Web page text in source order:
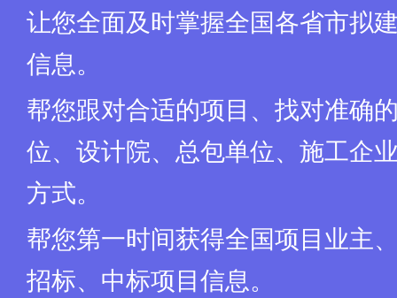
让您全面及时掌握全国各省市拟
信息。
帮您跟对合适的项目、找对准确
位、设计院、总包单位、施工企
方式。
帮您第一时间获得全国项目业主
招标、中标项目信息。